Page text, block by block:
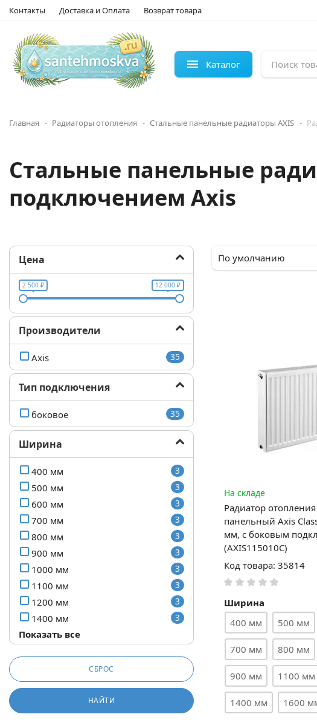
Контакты Доставка и Оплата Возврат товара
Каталог
Главная Радиаторы отопления Стальные панельные радиаторы AXIS
Стальные панельные
подключением Axis
Цена
2 500 ₽ 12 000 ₽
Производители
Axis 35
Тип подключения
боковое 35
Ширина
400 мм 3
500 мм 3
600 мм 3
700 мм 3
800 мм 3
900 мм 3
1000 мм 3
1100 мм 3
1200 мм 3
1400 мм 3
1600 мм
Показать все
СБРОС
НАЙТИ
На складе
Радиатор
панельный Axis
мм, с боковым
(AXIS115010C)
Код товара: 35814
Ширина
400 мм
500 мм
700 мм 800 мм
900 мм 1100 мм
1400 мм 1600